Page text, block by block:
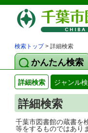
検索トップ> 詳細検索
かんたん検索
詳細検索 ジャンル
詳細検索
千葉市図書館
等をするものではあり